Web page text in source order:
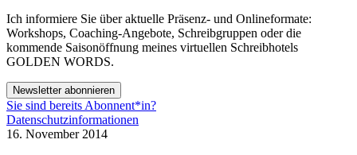
Ich informiere Sie über aktuelle Präsenz- und Onlineformate:
Workshops, Coaching-Angebote, Schreibgruppen oder die
kommende Saisonöffnung meines virtuellen Schreibhotels
GOLDEN WORDS.
Newsletter abonnieren
Sie sind bereits Abonnent*in?
Datenschutzinformationen
16. November 2014